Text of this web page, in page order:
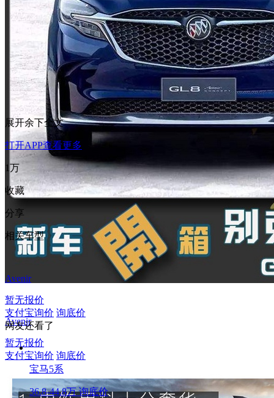
Avenir
暂无报价
支付宝询价 询底价
展开余下全文
打开APP查看更多
1万
收藏
分享
相关车型
Avenir
暂无报价
支付宝询价 询底价
网友还看了
宝马5系
36.8-44.8万 询底价